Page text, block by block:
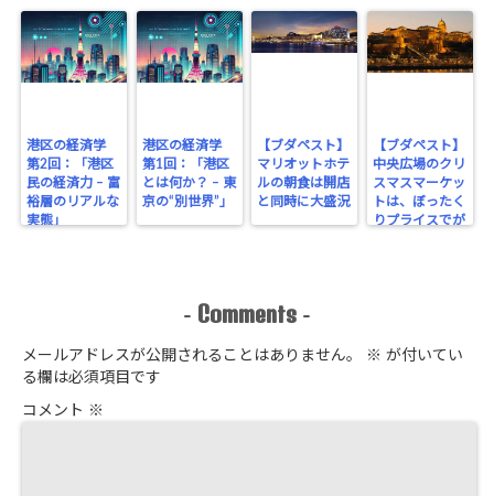
港区の経済学
第2回：「港区
民の経済力 – 富
裕層のリアルな
実態」
港区の経済学
第1回：「港区
とは何か？ – 東
京の“別世界”」
【ブダペスト】
マリオットホテ
ルの朝食は開店
と同時に大盛況
【ブダペスト】
中央広場のクリ
スマスマーケッ
トは、ぼったく
りプライスでが
- Comments -
メールアドレスが公開されることはありません。 ※ が付いてい
る欄は必須項目です
コメント ※